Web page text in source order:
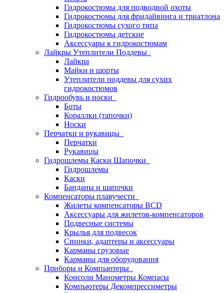
Гидрокостюмы для подводной охоты
Гидрокостюмы для фридайвинга и триатлона
Гидрокостюмы сухого типа
Гидрокостюмы детские
Аксессуары к гидрокостюмам
Лайкры Утеплители Поддевы
Лайкра
Майки и шорты
Утеплители поддевы для сухих
гидрокостюмов
Гидрообувь и носки
Боты
Кораллки (тапочки)
Носки
Перчатки и рукавицы
Перчатки
Рукавицы
Гидрошлемы Каски Шапочки
Гидрошлемы
Каски
Банданы и шапочки
Компенсаторы плавучести
Жилеты компенсаторы BCD
Аксессуары для жилетов-компенсаторов
Подвесные системы
Крылья для подвесок
Спинки, адаптеры и аксессуары
Карманы грузовые
Карманы для оборудования
Приборы и Компьютеры
Консоли Манометры Компасы
Компьютеры Декомпрессиметры